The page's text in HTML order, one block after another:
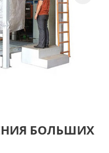
БОЛЬШИХ